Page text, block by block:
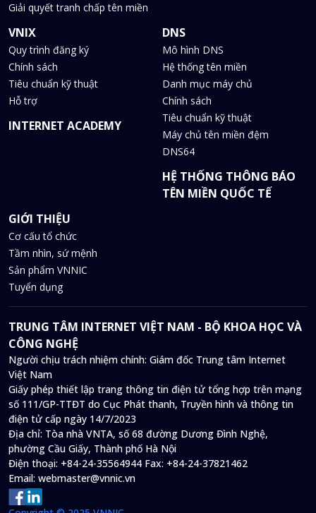
Giải quyết tranh chấp tên miền
VNIX
Quy trình đăng ký
Chính sách
Tiêu chuẩn kỹ thuật
Hỗ trợ
INTERNET ACADEMY
DNS
Mô hình DNS
Hệ thống tên miền
Danh mục máy chủ
Chính sách
Tiêu chuẩn kỹ thuật
Máy chủ tên miền đệm
DNS64
HỆ THỐNG THÔNG BÁO
TÊN MIỀN QUỐC TẾ
GIỚI THIỆU
Cơ cấu tổ chức
Tầm nhìn, sứ mệnh
Sản phẩm VNNIC
Tuyển dụng
TRUNG TÂM INTERNET VIỆT NAM - BỘ KHOA HỌC VÀ
CÔNG NGHỆ
Người chịu trách nhiệm chính: Giám đốc Trung tâm Internet
Việt Nam
Giấy phép thiết lập trang thông tin điện tử tổng hợp trên mạng
số 111/GP-TTĐT do Cục Phát thanh, Truyền hình và thông tin
điện tử cấp ngày 14/7/2023
Địa chỉ: Tòa nhà VNTA, số 68 đường Dương Đình Nghệ,
phường Cầu Giấy, Thành phố Hà Nội
Điện thoại: +84-24-35564944 Fax: +84-24-37821462
Email: webmaster@vnnic.vn